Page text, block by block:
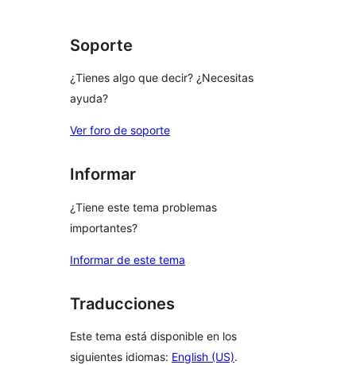
Soporte
¿Tienes algo que decir? ¿Necesitas
ayuda?
Ver foro de soporte
Informar
¿Tiene este tema problemas
importantes?
Informar de este tema
Traducciones
Este tema está disponible en los
siguientes idiomas: English (US).